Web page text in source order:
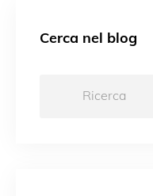
Cerca nel blog